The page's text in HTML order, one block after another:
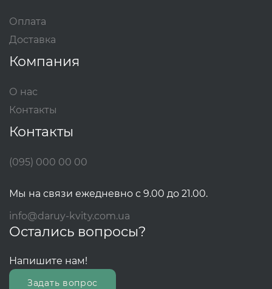
Оплата
Доставка
Компания
О нас
Контакты
Контакты
(095) 000 00 00
Мы на связи ежедневно с 9.00 до 21.00.
info@daruy-kvity.com.ua
Остались вопросы?
Напишите нам!
Задать вопрос